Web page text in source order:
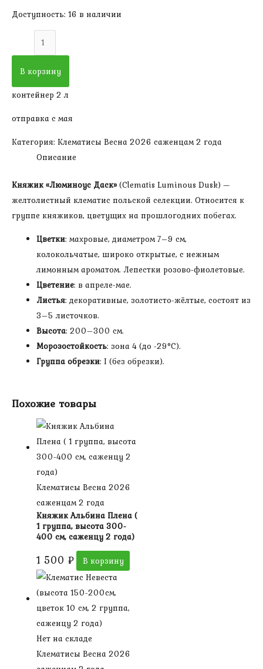
Доступность: 16 в наличии
Количество
товара
Княжик
Даск
цветок
см,
1
группа,
саженцу
Жёлтый
лист!
В корзину
контейнер 2 л
отправка с мая
Категория: Клематисы Весна 2026 саженцам 2 года
Описание
Княжик «Люминоус Даск»(Clematis Luminous Dusk) —
желтолистный клематис польской селекции. Относится к
группе княжиков, цветущих на прошлогодних побегах.
Цветки: махровые, диаметром 7–9 см,
колокольчатые, широко открытые, с нежным
лимонным ароматом. Лепестки розово-фиолетовые.
Цветение: в апреле-мае.
Листья: декоративные, золотисто-жёлтые, состоят из
3–5 листочков.
Высота: 200–300 см.
Морозостойкость: зона 4 (до -29°С).
Группа обрезки: I (без обрезки).
Похожие товары
Клематисы Весна 2026
саженцам 2 года
Княжик Альбина Плена (
1 группа, высота 300-
400 см, саженцу 2 года)
1 500 ₽ В корзину
Нет на складе
Клематисы Весна 2026